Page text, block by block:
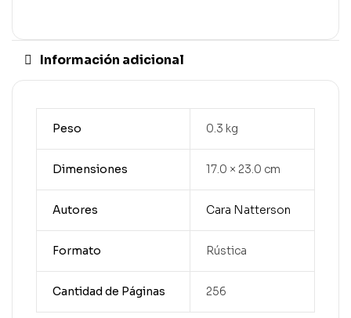
Información adicional
Peso 0.3 kg
Dimensiones 17.0 × 23.0 cm
Autores Cara Natterson
Formato Rústica
Cantidad de Páginas 256